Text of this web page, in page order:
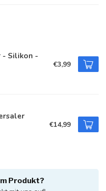
- Silikon -
€3,99
€14,99
Produkt?